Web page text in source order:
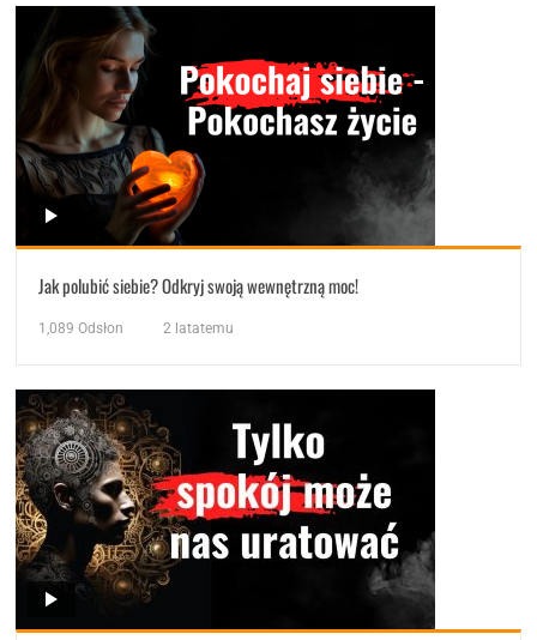
Jak polubić siebie? Odkryj swoją wewnętrzną moc!
1,089 Odsłon 2 latatemu